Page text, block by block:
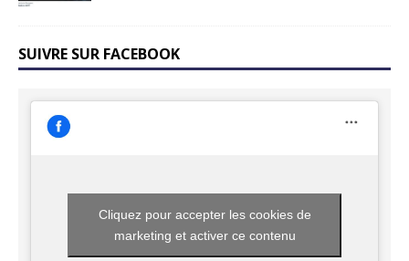
SUIVRE SUR FACEBOOK
Cliquez pour accepter les cookies de
marketing et activer ce contenu